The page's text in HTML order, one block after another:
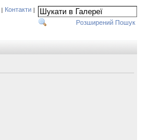
| Контакти |
Розширений Пошук